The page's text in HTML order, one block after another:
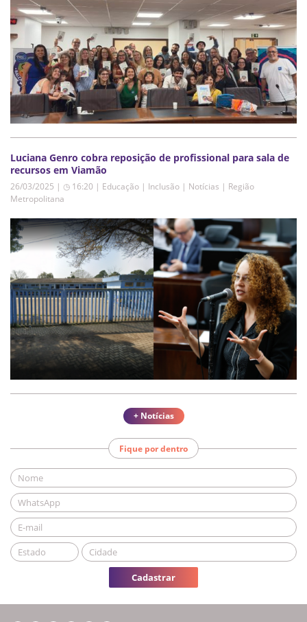
Luciana Genro cobra reposição de profissional para sala de
recursos em Viamão
26/03/2025 | ◷ 16:20 | Educação | Inclusão | Notícias | Região
Metropolitana
+ Notícias
Fique por dentro
Cadastrar